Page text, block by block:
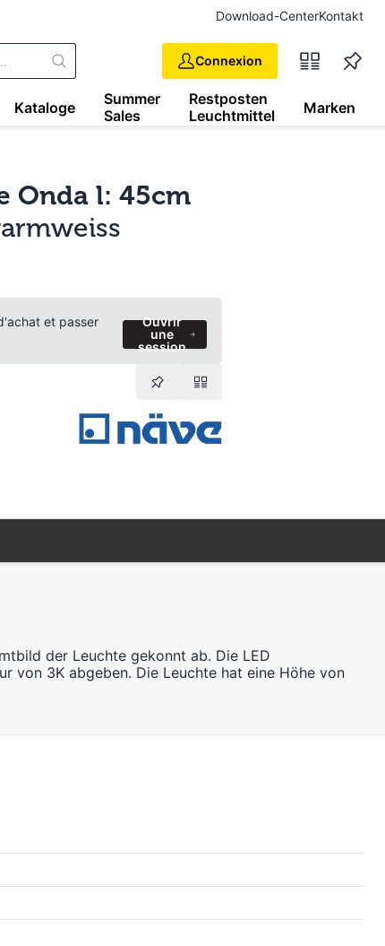
Download-CenterKontakt
Connexion
Kataloge
Summer
Sales
Restposten
Leuchtmittel
Marken
Onda l: 45cm
et passer
Ouvrir
une
session
der Leuchte gekonnt ab. Die LED
von 3K abgeben. Die Leuchte hat eine Höhe von